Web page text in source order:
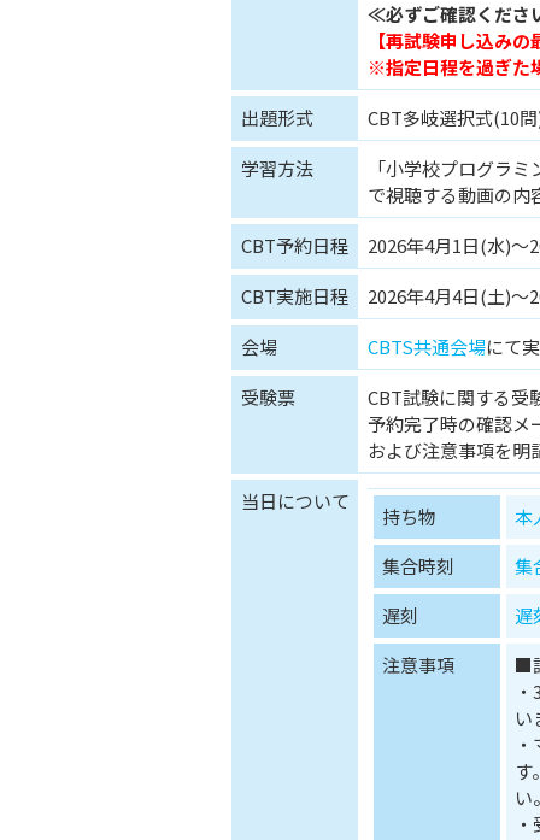
≪必ずご確認くだ
【再試験申し込み
※指定日程を過ぎた
出題形式
CBT多岐選択式(10
学習方法
「小学校プログラ
で視聴する動画の内
CBT予約日程
2026年4月1日(水)～
CBT実施日程
2026年4月4日(土)～
会場
CBTS共通会場にて
受験票
CBT試験に関する受
予約完了時の確認メ
および注意事項を明
当日について
持ち物
本
集合時刻
集
遅刻
遅
注意事項
■
い
す
い。